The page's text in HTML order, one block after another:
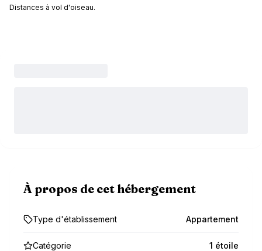
Distances à vol d'oiseau.
À propos de cet hébergement
Type d'établissement Appartement
Catégorie 1 étoile